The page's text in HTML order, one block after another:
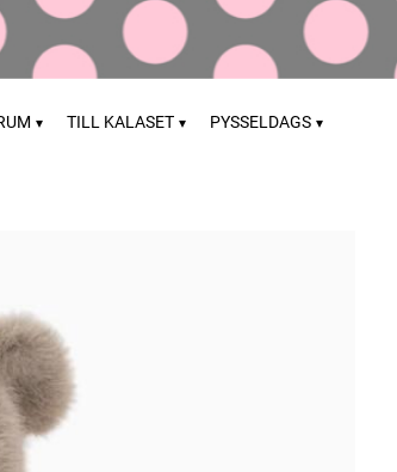
TILL KALASET PYSSELDAGS